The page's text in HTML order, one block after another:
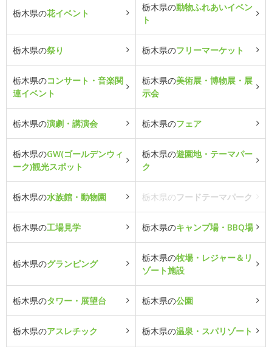
栃木県の花イベント
栃木県の動物ふれあいイベン
ト
栃木県の祭り 栃木県のフリーマーケット
栃木県のコンサート・音楽関
連イベント
栃木県の美術展・博物展・展
示会
栃木県の演劇・講演会 栃木県のフェア
栃木県のGW(ゴールデンウィ
ーク)観光スポット
栃木県の遊園地・テーマパー
ク
栃木県の水族館・動物園 栃木県のフードテーマパーク
栃木県の工場見学 栃木県のキャンプ場・BBQ場
栃木県のグランピング
栃木県の牧場・レジャー＆リ
ゾート施設
栃木県のタワー・展望台 栃木県の公園
栃木県のアスレチック 栃木県の温泉・スパリゾート